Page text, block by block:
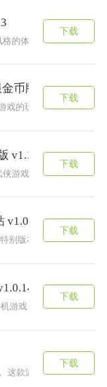
的体育类游戏。篮球
下载
币版 v3.32.4
戏的玩法十分的简单，
下载
v1.1.9550
游戏风向的国风武侠
下载
别版本的经典游戏，能
下载
游戏，让玩家体验定制
下载
这款游戏中主要的玩法
下载